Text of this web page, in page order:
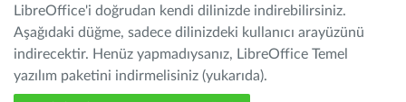
LibreOffice'i doğrudan kendi dilinizde indirebilirsiniz.
Aşağıdaki düğme, sadece dilinizdeki kullanıcı arayüzünü
indirecektir. Henüz yapmadıysanız, LibreOffice Temel
yazılım paketini indirmelisiniz (yukarıda).